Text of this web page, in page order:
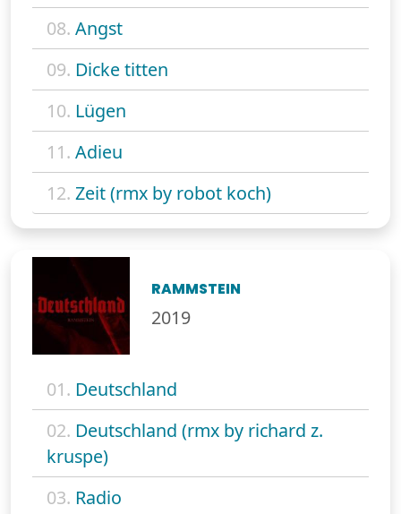
08. Angst
09. Dicke titten
10. Lügen
11. Adieu
12. Zeit (rmx by robot koch)
RAMMSTEIN
2019
01. Deutschland
02. Deutschland (rmx by richard z.
kruspe)
03. Radio